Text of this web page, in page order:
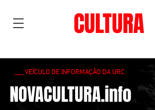
CULTURA
___ VEÍCULO DE INFORMAÇÃO DA URC
NOVACULTURA.info